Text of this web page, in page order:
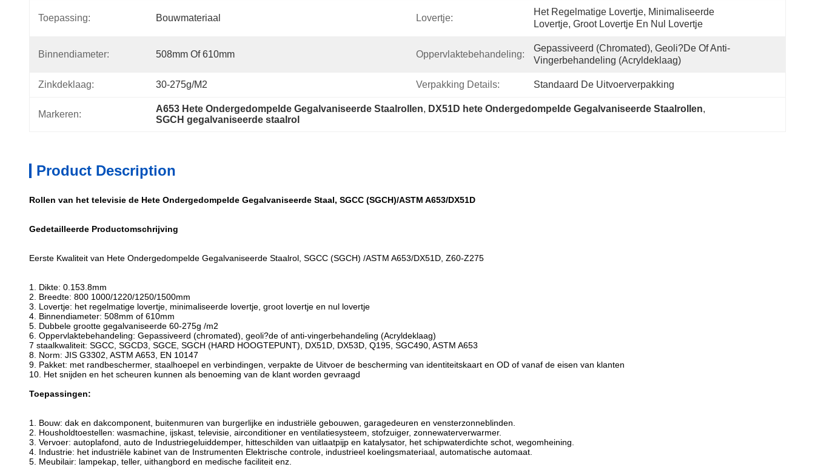
Toepassing: Bouwmateriaal Lovertje:
Het Regelmatige Lovertje, Minimaliseerde
Lovertje, Groot Lovertje En Nul Lovertje
Binnendiameter: 508mm Of 610mm Oppervlaktebehandeling:
Gepassiveerd (chromated), Geoli?de Of Anti-
Vingerbehandeling (Acryldeklaag)
Zinkdeklaag: 30-275g/m2 Verpakking Details: Standaard De Uitvoerverpakking
Markeren:
A653 Hete Ondergedompelde Gegalvaniseerde Staalrollen, DX51D hete Ondergedompelde Gegalvaniseerde Staalrollen,
SGCH gegalvaniseerde staalrol
Product Description
Rollen van het televisie de Hete Ondergedompelde Gegalvaniseerde Staal, SGCC (SGCH)/ASTM A653/DX51D
Gedetailleerde Productomschrijving
Eerste Kwaliteit van Hete Ondergedompelde Gegalvaniseerde Staalrol, SGCC (SGCH) /ASTM A653/DX51D, Z60-Z275
1. Dikte: 0.153.8mm
2. Breedte: 800 1000/1220/1250/1500mm
3. Lovertje: het regelmatige lovertje, minimaliseerde lovertje, groot lovertje en nul lovertje
4. Binnendiameter: 508mm of 610mm
5. Dubbele grootte gegalvaniseerde 60-275g /m2
6. Oppervlaktebehandeling: Gepassiveerd (chromated), geoli?de of anti-vingerbehandeling (Acryldeklaag)
7 staalkwaliteit: SGCC, SGCD3, SGCE, SGCH (HARD HOOGTEPUNT), DX51D, DX53D, Q195, SGC490, ASTM A653
8. Norm: JIS G3302, ASTM A653, EN 10147
9. Pakket: met randbeschermer, staalhoepel en verbindingen, verpakte de Uitvoer de bescherming van identiteitskaart en OD of vanaf de eisen van klanten
10. Het snijden en het scheuren kunnen als benoeming van de klant worden gevraagd
Toepassingen:
1. Bouw: dak en dakcomponent, buitenmuren van burgerlijke en industriële gebouwen, garagedeuren en vensterzonneblinden.
2. Housholdtoestellen: wasmachine, ijskast, televisie, airconditioner en ventilatiesysteem, stofzuiger, zonnewaterverwarmer.
3. Vervoer: autoplafond, auto de Industriegeluiddemper, hitteschilden van uitlaatpijp en katalysator, het schipwaterdichte schot, wegomheining.
4. Industrie: het industriële kabinet van de Instrumenten Elektrische controle, industrieel koelingsmateriaal, automatische automaat.
5. Meubilair: lampekap, teller, uithangbord en medische faciliteit enz.